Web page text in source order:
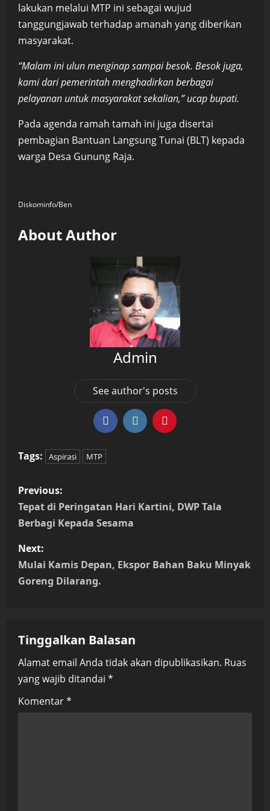
lakukan melalui MTP ini sebagai wujud
tanggungjawab terhadap amanah yang diberikan
masyarakat.
“Malam ini ulun menginap sampai besok. Besok juga,
kami dari pemerintah menghadirkan berbagai
pelayanan untuk masyarakat sekalian,” ucap bupati.
Pada agenda ramah tamah ini juga disertai
pembagian Bantuan Langsung Tunai (BLT) kepada
warga Desa Gunung Raja.
Diskominfo/Ben
About Author
Admin
See author's posts
Tags: Aspirasi MTP
P
o
t
n
v
i
g
a
Previous:
Tepat di Peringatan Hari Kartini, DWP Tala
Berbagi Kepada Sesama
Next:
Mulai Kamis Depan, Ekspor Bahan Baku Minyak
Goreng Dilarang.
Tinggalkan Balasan
Alamat email Anda tidak akan dipublikasikan. Ruas
yang wajib ditandai *
Komentar*